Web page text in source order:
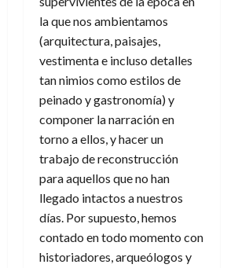
la que nos ambientamos
(arquitectura, paisajes,
vestimenta e incluso detalles
tan nimios como estilos de
peinado y gastronomía) y
componer la narración en
torno a ellos, y hacer un
trabajo de reconstrucción
para aquellos que no han
llegado intactos a nuestros
días. Por supuesto, hemos
contado en todo momento con
historiadores, arqueólogos y